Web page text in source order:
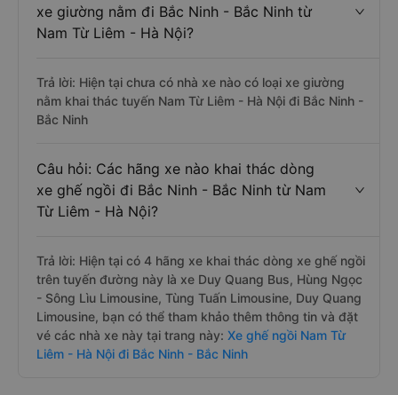
xe giường nằm đi Bắc Ninh - Bắc Ninh từ
Nam Từ Liêm - Hà Nội?
Trả lời: Hiện tại chưa có nhà xe nào có loại xe giường
nằm khai thác tuyến Nam Từ Liêm - Hà Nội đi Bắc Ninh -
Bắc Ninh
Câu hỏi: Các hãng xe nào khai thác dòng
xe ghế ngồi đi Bắc Ninh - Bắc Ninh từ Nam
Từ Liêm - Hà Nội?
Trả lời: Hiện tại có 4 hãng xe khai thác dòng xe ghế ngồi
trên tuyến đường này là xe Duy Quang Bus, Hùng Ngọc
- Sông Lìu Limousine, Tùng Tuấn Limousine, Duy Quang
Limousine, bạn có thể tham khảo thêm thông tin và đặt
vé các nhà xe này tại trang này: Xe ghế ngồi Nam Từ
Liêm - Hà Nội đi Bắc Ninh - Bắc Ninh